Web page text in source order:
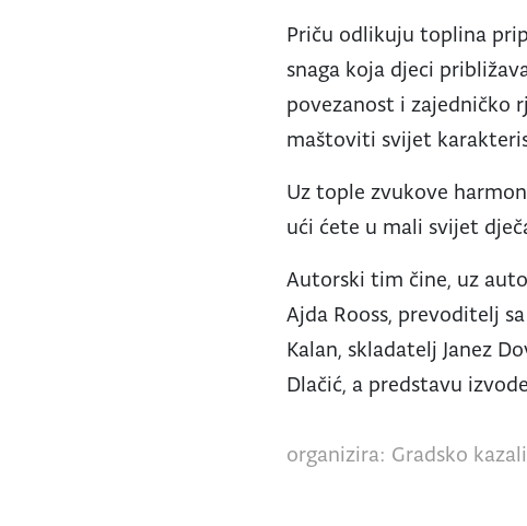
Priču odlikuju toplina
snaga koja djeci
povezanost i zajedničko
maštoviti svijet
Uz tople zvukove
ući ćete u mali svijet
Autorski tim čine, uz
Ajda Rooss, prevoditelj
Kalan, skladatelj Janez
Dlačić, a predstavu
organizira: Gradsko